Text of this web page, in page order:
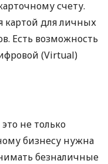
счету.
картой для личных
Есть возможность
(Virtual)
не только
бизнесу нужна
безналичные